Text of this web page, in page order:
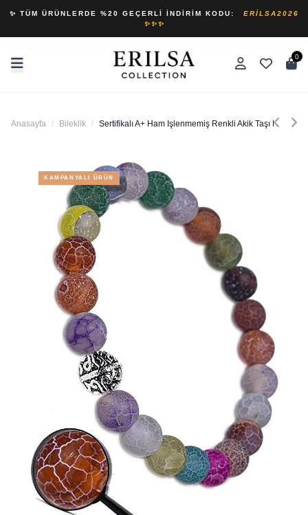
✨ TÜM ÜRÜNLERDE %20 GEÇERLI İNDIRIM KODU:
ERILSA2026
✨✨✨
0
Anasayfa / Bileklik / Sertifikalı A+ Ham Işlenmemiş Renkli Akik Taşı Bileklik
KAMPANYALI ÜRÜN